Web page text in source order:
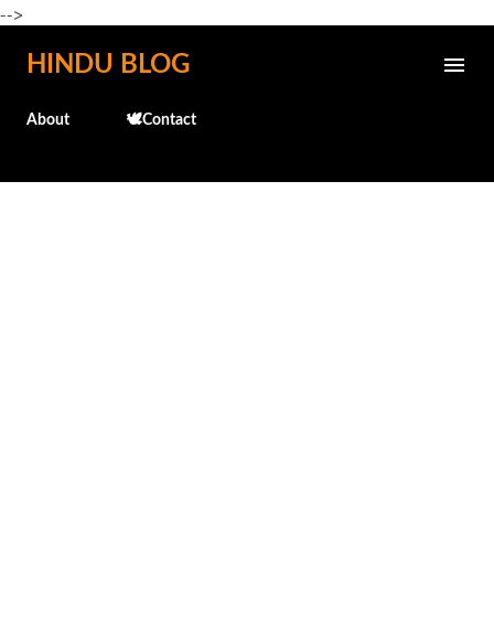
-->
Skip to main content
HINDU BLOG
About 🕊️Contact